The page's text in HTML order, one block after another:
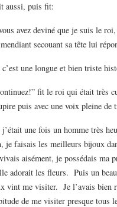
aussi, puis fit:
deviné que je suis le roi,
secouant sa tête lui
longue et bien triste
fit le roi qui était très
puis avec une voix pleine de
fois un homme très
je faisais les meilleurs bijoux
aisément, je possédais ma
adorait les fleurs. Puis un
vint me visiter. Je l’avais bien
de me visiter presque